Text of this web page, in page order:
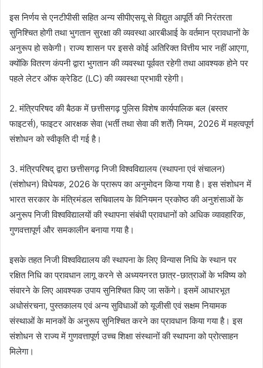
इस निर्णय से एनटीपीसी सहित अन्य सीपीएसयू से विद्युत आपूर्ति की निरंतरता
सुनिश्चित होगी तथा भुगतान सुरक्षा की व्यवस्था आरबीआई के वर्तमान प्रावधानों के
अनुरूप हो सकेगी। राज्य शासन पर इससे कोई अतिरिक्त वित्तीय भार नहीं आएगा,
क्योंकि वितरण कंपनी द्वारा भुगतान की व्यवस्था पूर्ववत रहेगी तथा आवश्यक होने पर
पहले लेटर ऑफ क्रेडिट (LC) की व्यवस्था प्रभावी रहेगी।
2. मंत्रिपरिषद की बैठक में छत्तीसगढ़ पुलिस विशेष कार्यपालिक बल (बस्तर
फाइटर्स), फाइटर आरक्षक सेवा (भर्ती तथा सेवा की शर्तें) नियम, 2026 में महत्वपूर्ण
संशोधन को स्वीकृति दी गई है।
3. मंत्रिपरिषद् द्वारा छत्तीसगढ़ निजी विश्वविद्यालय (स्थापना एवं संचालन)
(संशोधन) विधेयक, 2026 के प्रारूप का अनुमोदन किया गया है। इस संशोधन में
भारत सरकार के मंत्रिमंडल सचिवालय के विनियमन प्रकोष्ठ की अनुशंसाओं के
अनुरूप निजी विश्वविद्यालयों की स्थापना संबंधी प्रावधानों को अधिक व्यावहारिक,
गुणवत्तापूर्ण और समकालीन बनाया गया है।
इसके तहत निजी विश्वविद्यालय की स्थापना के लिए विन्यास निधि के स्थान पर
रक्षित निधि का प्रावधान लागू करने से अध्ययनरत छात्र-छात्राओं के भविष्य को
संवारने के लिए आवश्यक उपाय सुनिश्चित किए जा सकेंगे। इसमें आधारभूत
अधोसंरचना, पुस्तकालय एवं अन्य सुविधाओं को यूजीसी एवं सक्षम नियामक
संस्थाओं के मानकों के अनुरूप सुनिश्चित करने का प्रावधान किया गया है। इस
संशोधन से राज्य में गुणवत्तापूर्ण उच्च शिक्षा संस्थानों की स्थापना को प्रोत्साहन
मिलेगा।